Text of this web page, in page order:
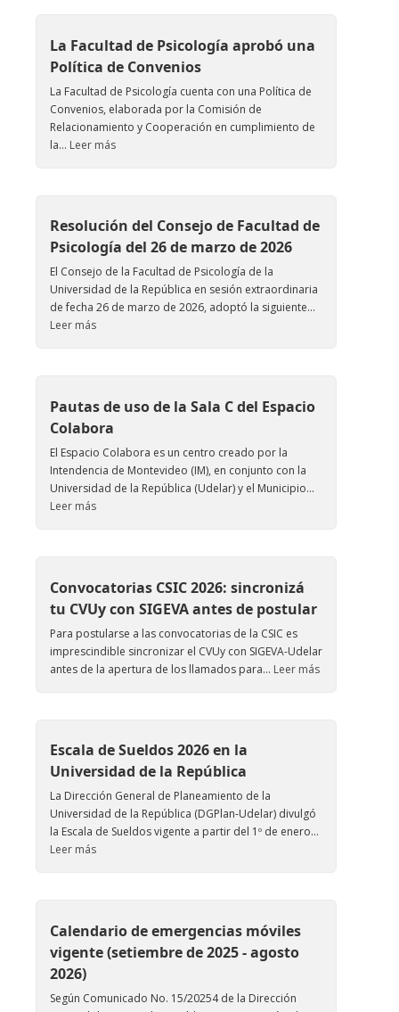
La Facultad de Psicología aprobó una
Política de Convenios
La Facultad de Psicología cuenta con una Política de
Convenios, elaborada por la Comisión de
Relacionamiento y Cooperación en cumplimiento de
la... Leer más
Resolución del Consejo de Facultad de
Psicología del 26 de marzo de 2026
El Consejo de la Facultad de Psicología de la
Universidad de la República en sesión extraordinaria
de fecha 26 de marzo de 2026, adoptó la siguiente...
Leer más
Pautas de uso de la Sala C del Espacio
Colabora
El Espacio Colabora es un centro creado por la
Intendencia de Montevideo (IM), en conjunto con la
Universidad de la República (Udelar) y el Municipio...
Leer más
Convocatorias CSIC 2026: sincronizá
tu CVUy con SIGEVA antes de postular
Para postularse a las convocatorias de la CSIC es
imprescindible sincronizar el CVUy con SIGEVA-Udelar
antes de la apertura de los llamados para... Leer más
Escala de Sueldos 2026 en la
Universidad de la República
La Dirección General de Planeamiento de la
Universidad de la República (DGPlan-Udelar) divulgó
la Escala de Sueldos vigente a partir del 1º de enero...
Leer más
Calendario de emergencias móviles
vigente (setiembre de 2025 - agosto
2026)
Según Comunicado No. 15/20254 de la Dirección